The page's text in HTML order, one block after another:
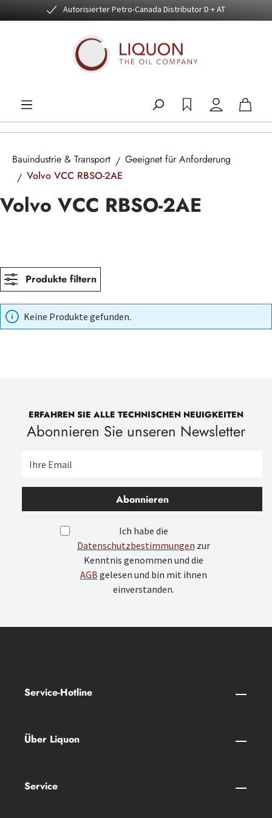
Zum Hauptinhalt springenAutorisierter Petro-Canada Distributor D + AT
Bauindustrie & Transport
Geeignet für Anforderung
Volvo VCC RBSO-2AE
Volvo VCC RBSO-2AE
Produkte filtern
Keine Produkte gefunden.
ERFAHREN SIE ALLE TECHNISCHEN NEUIGKEITEN
Abonnieren Sie unseren Newsletter
Abonnieren
Ich habe die
Datenschutzbestimmungen zur
Kenntnis genommen und die
AGB gelesen und bin mit ihnen
einverstanden.
Service-Hotline
Über Liquon
Service